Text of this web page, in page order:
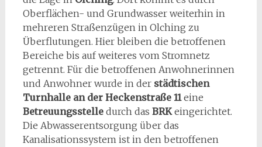
Oberflächen- und Grundwasser weiterhin in
mehreren Straßenzügen in Olching zu
Überflutungen. Hier bleiben die betroffenen
Bereiche bis auf weiteres vom Stromnetz
getrennt. Für die betroffenen Anwohnerinnen
und Anwohner wurde in der städtischen
Turnhalle an der Heckenstraße 11eine
Betreuungsstelledurch das BRKeingerichtet.
Die Abwasserentsorgung über das
Kanalisationssystem ist in den betroffenen